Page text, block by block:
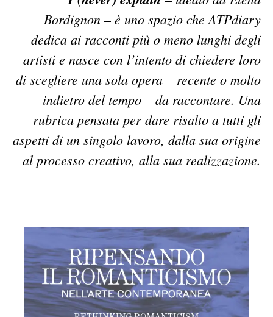
Bordignon – è uno spazio che ATPdiary
dedica ai racconti più o meno lunghi degli
artisti e nasce con l’intento di chiedere loro
di scegliere una sola opera – recente o molto
indietro del tempo – da raccontare. Una
rubrica pensata per dare risalto a tutti gli
aspetti di un singolo lavoro, dalla sua origine
al processo creativo, alla sua realizzazione.